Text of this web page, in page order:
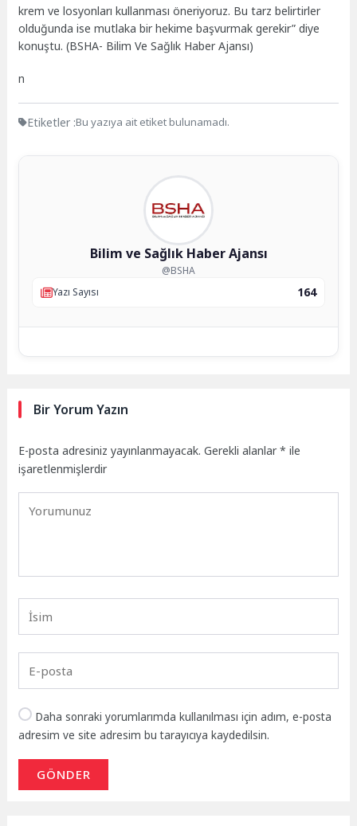
krem ve losyonları kullanması öneriyoruz. Bu tarz belirtirler
olduğunda ise mutlaka bir hekime başvurmak gerekir” diye
konuştu. (BSHA- Bilim Ve Sağlık Haber Ajansı)
n
Etiketler :Bu yazıya ait etiket bulunamadı.
Bilim ve Sağlık Haber Ajansı
@BSHA
Yazı Sayısı
164
Bir Yorum Yazın
E-posta adresiniz yayınlanmayacak. Gerekli alanlar* ile
işaretlenmişlerdir
Daha sonraki yorumlarımda kullanılması için adım, e-posta
adresim ve site adresim bu tarayıcıya kaydedilsin.
GÖNDER